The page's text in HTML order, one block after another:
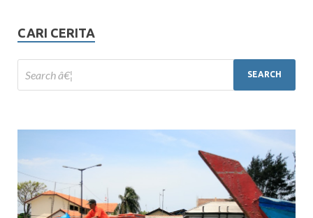
CARI CERITA